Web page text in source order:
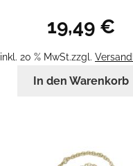
19,49 €
inkl. 20 % MwSt.zzgl.
In den Warenkorb